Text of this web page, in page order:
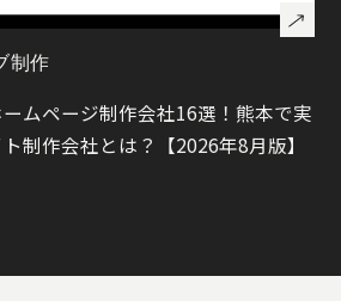
制作
ムページ制作会社16選！熊本で実
制作会社とは？【2026年8月版】